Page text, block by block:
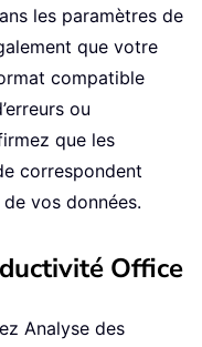
les paramètres de
que votre
compatible
ou
que les
correspondent
vos données.
Office
Analyse des